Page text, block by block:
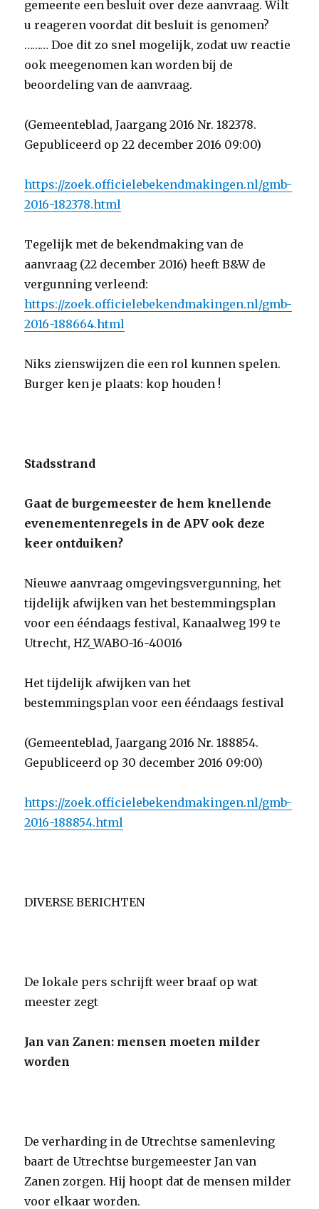
gemeente een besluit over deze aanvraag. Wilt
u reageren voordat dit besluit is genomen?
……… Doe dit zo snel mogelijk, zodat uw reactie
ook meegenomen kan worden bij de
beoordeling van de aanvraag.
(Gemeenteblad, Jaargang 2016 Nr. 182378.
Gepubliceerd op 22 december 2016 09:00)
https://zoek.officielebekendmakingen.nl/gmb-
2016-182378.html
Tegelijk met de bekendmaking van de
aanvraag (22 december 2016) heeft B&W de
vergunning verleend:
https://zoek.officielebekendmakingen.nl/gmb-
2016-188664.html
Niks zienswijzen die een rol kunnen spelen.
Burger ken je plaats: kop houden !
Stadsstrand
Gaat de burgemeester de hem knellende
evenementenregels in de APV ook deze
keer ontduiken?
Nieuwe aanvraag omgevingsvergunning, het
tijdelijk afwijken van het bestemmingsplan
voor een ééndaags festival, Kanaalweg 199 te
Utrecht, HZ_WABO-16-40016
Het tijdelijk afwijken van het
bestemmingsplan voor een ééndaags festival
(Gemeenteblad, Jaargang 2016 Nr. 188854.
Gepubliceerd op 30 december 2016 09:00)
https://zoek.officielebekendmakingen.nl/gmb-
2016-188854.html
DIVERSE BERICHTEN
De lokale pers schrijft weer braaf op wat
meester zegt
Jan van Zanen: mensen moeten milder
worden
De verharding in de Utrechtse samenleving
baart de Utrechtse burgemeester Jan van
Zanen zorgen. Hij hoopt dat de mensen milder
voor elkaar worden.